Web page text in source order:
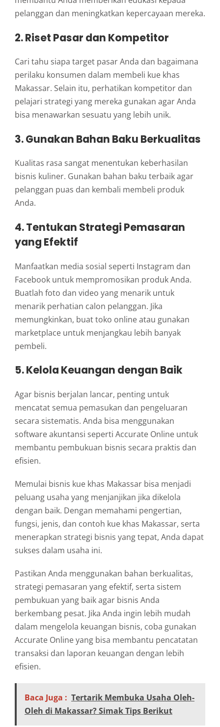
pelanggan dan meningkatkan kepercayaan mereka.
2. Riset Pasar dan Kompetitor
Cari tahu siapa target pasar Anda dan bagaimana
perilaku konsumen dalam membeli kue khas
Makassar. Selain itu, perhatikan kompetitor dan
pelajari strategi yang mereka gunakan agar Anda
bisa menawarkan sesuatu yang lebih unik.
3. Gunakan Bahan Baku Berkualitas
Kualitas rasa sangat menentukan keberhasilan
bisnis kuliner. Gunakan bahan baku terbaik agar
pelanggan puas dan kembali membeli produk
Anda.
4. Tentukan Strategi Pemasaran
yang Efektif
Manfaatkan media sosial seperti Instagram dan
Facebook untuk mempromosikan produk Anda.
Buatlah foto dan video yang menarik untuk
menarik perhatian calon pelanggan. Jika
memungkinkan, buat toko online atau gunakan
marketplace untuk menjangkau lebih banyak
pembeli.
5. Kelola Keuangan dengan Baik
Agar bisnis berjalan lancar, penting untuk
mencatat semua pemasukan dan pengeluaran
secara sistematis. Anda bisa menggunakan
software akuntansi seperti Accurate Online untuk
membantu pembukuan bisnis secara praktis dan
efisien.
Memulai bisnis kue khas Makassar bisa menjadi
peluang usaha yang menjanjikan jika dikelola
dengan baik. Dengan memahami pengertian,
fungsi, jenis, dan contoh kue khas Makassar, serta
menerapkan strategi bisnis yang tepat, Anda dapat
sukses dalam usaha ini.
Pastikan Anda menggunakan bahan berkualitas,
strategi pemasaran yang efektif, serta sistem
pembukuan yang baik agar bisnis Anda
berkembang pesat. Jika Anda ingin lebih mudah
dalam mengelola keuangan bisnis, coba gunakan
Accurate Online yang bisa membantu pencatatan
transaksi dan laporan keuangan dengan lebih
efisien.
Baca Juga : Tertarik Membuka Usaha Oleh-
Oleh di Makassar? Simak Tips Berikut